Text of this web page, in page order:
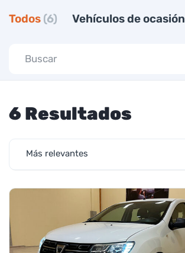
Todos (6) Vehículos de ocasión
6 Resultados
Más relevantes